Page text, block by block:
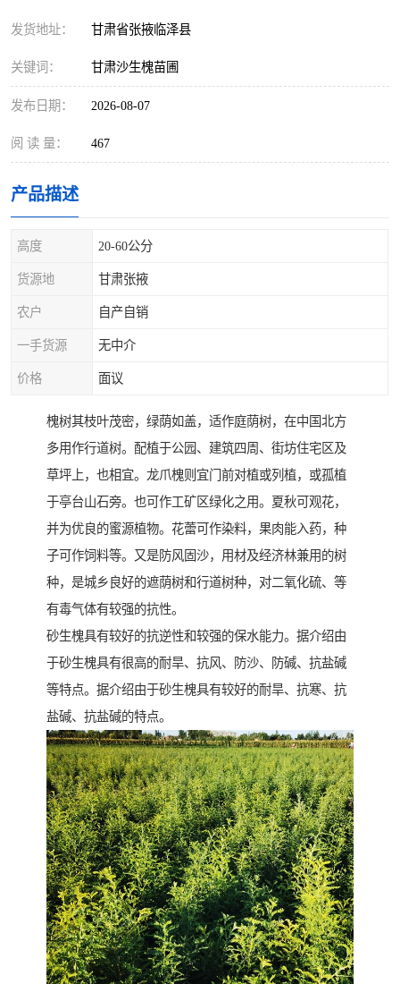
发货地址： 甘肃省张掖临泽县
关键词： 甘肃沙生槐苗圃
发布日期： 2026-08-07
阅 读 量： 467
产品描述
高度 20-60公分
货源地 甘肃张掖
农户 自产自销
一手货源 无中介
价格 面议
槐树其枝叶茂密，绿荫如盖，适作庭荫树，在中国北方
多用作行道树。配植于公园、建筑四周、街坊住宅区及
草坪上，也相宜。龙爪槐则宜门前对植或列植，或孤植
于亭台山石旁。也可作工矿区绿化之用。夏秋可观花，
并为优良的蜜源植物。花蕾可作染料，果肉能入药，种
子可作饲料等。又是防风固沙，用材及经济林兼用的树
种，是城乡良好的遮荫树和行道树种，对二氧化硫、等
有毒气体有较强的抗性。
砂生槐具有较好的抗逆性和较强的保水能力。据介绍由
于砂生槐具有很高的耐旱、抗风、防沙、防碱、抗盐碱
等特点。据介绍由于砂生槐具有较好的耐旱、抗寒、抗
盐碱、抗盐碱的特点。